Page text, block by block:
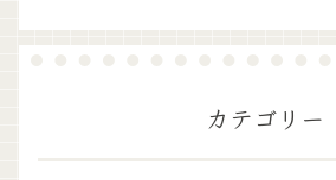
カテゴリー